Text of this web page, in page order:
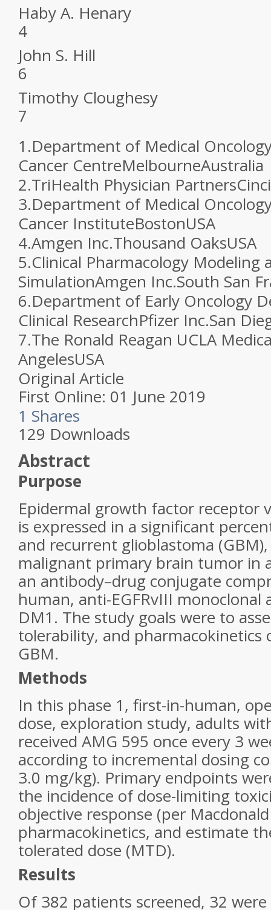
Haby A. Henary
4
John S. Hill
6
Timothy Cloughesy
7
1.Department of Medical
Cancer CentreMelbourneAustralia
2.TriHealth Physician Partners
3.Department of Medical
Cancer InstituteBostonUSA
4.Amgen Inc.Thousand OaksUSA
5.Clinical Pharmacology Modeling
SimulationAmgen Inc.South San
6.Department of Early Oncology
Clinical ResearchPfizer Inc.San
7.The Ronald Reagan UCLA
AngelesUSA
Original Article
First Online: 01 June 2019
1 Shares
129 Downloads
Abstract
Purpose
Epidermal growth factor receptor
is expressed in a significant
and recurrent glioblastoma
malignant primary brain tumor in
an antibody–drug conjugate
human, anti-EGFRvIII
DM1. The study goals were to
tolerability, and pharmacokinetics
GBM.
Methods
In this phase 1, first-in-human,
dose, exploration study, adults
received AMG 595 once every 3
according to incremental dosing
3.0 mg/kg). Primary endpoints
the incidence of dose-limiting
objective response (per
pharmacokinetics, and estimate
tolerated dose (MTD).
Results
Of 382 patients screened, 32